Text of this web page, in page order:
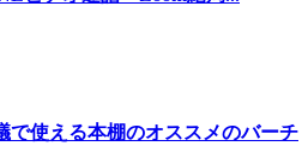
で使える本棚のオススメのバーチ